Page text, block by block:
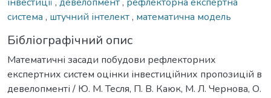
система , штучний інтелект, математична модель
Бібліографічний опис
Математичні засади побудови рефлекторних
експертних систем оцінки інвестиційних пропозицій в
девелопменті / Ю. М. Тесля, П. В. Каюк, М. Л. Чернова, О.